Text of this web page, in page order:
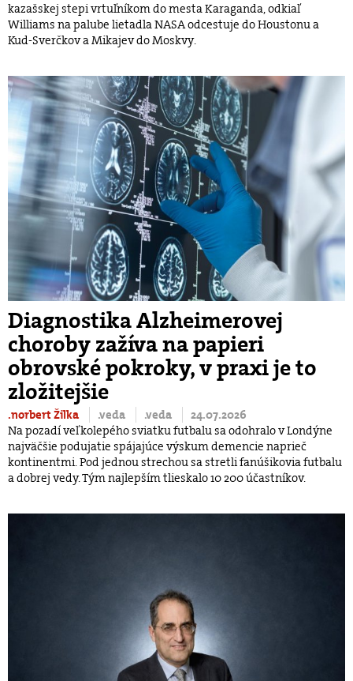
kazašskej stepi vrtuľníkom do mesta Karaganda, odkiaľ
Williams na palube lietadla NASA odcestuje do Houstonu a
Kud-Sverčkov a Mikajev do Moskvy.
Diagnostika Alzheimerovej
choroby zažíva na papieri
obrovské pokroky, v praxi je to
zložitejšie
.norbert Žilka .veda .veda
24.07.2026
Na pozadí veľkolepého sviatku futbalu sa odohralo v Londýne
najväčšie podujatie spájajúce výskum demencie naprieč
kontinentmi. Pod jednou strechou sa stretli fanúšikovia futbalu
a dobrej vedy. Tým najlepším tlieskalo 10 200 účastníkov.